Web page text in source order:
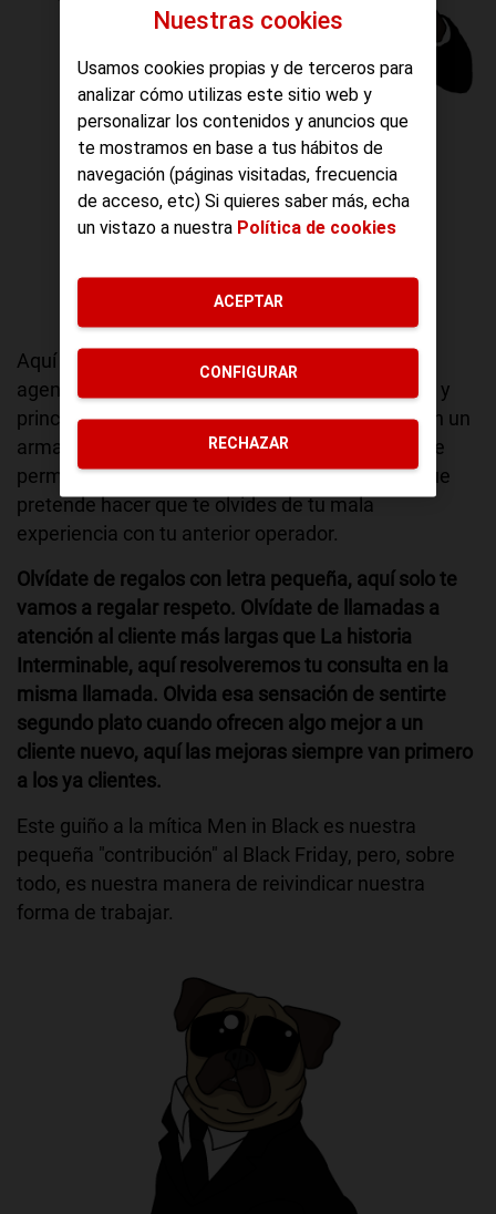
Aquí lo único Black que te vas a encontrar es al
agente P. Un agente de pelo afro, gafas tintadas y
principios grabados a fuego que se ha hecho con un
arma poderosa: el neuralizador. Un artefacto que
permite eliminar los malos recuerdos y con el que
pretende hacer que te olvides de tu mala
experiencia con tu anterior operador.
Olvídate de regalos con letra pequeña, aquí solo te
vamos a regalar respeto. Olvídate de llamadas a
atención al cliente más largas que La historia
Interminable, aquí resolveremos tu consulta en la
misma llamada. Olvida esa sensación de sentirte
segundo plato cuando ofrecen algo mejor a un
cliente nuevo, aquí las mejoras siempre van primero
a los ya clientes.
Este guiño a la mítica Men in Black es nuestra
pequeña "contribución" al Black Friday, pero, sobre
todo, es nuestra manera de reivindicar nuestra
forma de trabajar.
Nuestras cookies
Usamos cookies propias y de terceros para
analizar cómo utilizas este sitio web y
personalizar los contenidos y anuncios que
te mostramos en base a tus hábitos de
navegación (páginas visitadas, frecuencia
de acceso, etc) Si quieres saber más, echa
un vistazo a nuestra Política de cookies
RECHAZAR
ACEPTAR
CONFIGURAR